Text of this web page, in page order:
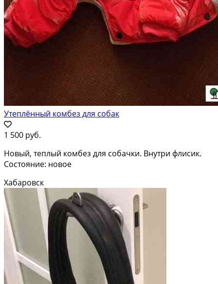
Утеплённый комбез для собак
1 500 руб.
Новый, теплый комбез для собачки. Внутри флисик.
Состояние: новое
Хабаровск